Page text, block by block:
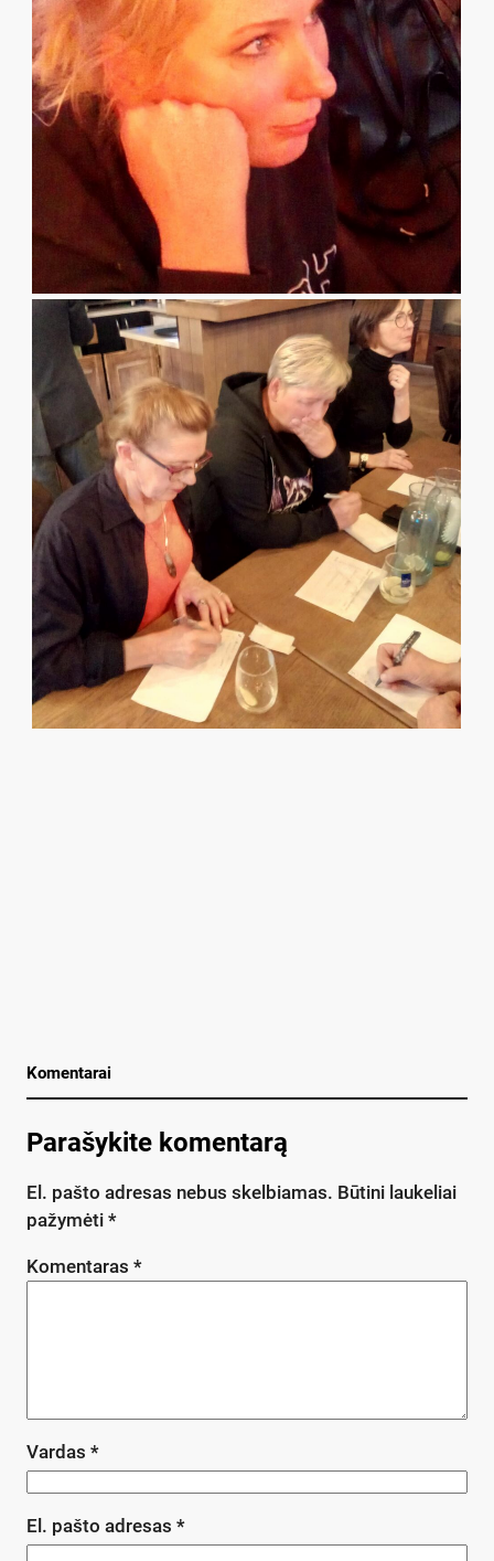
Komentarai
Parašykite komentarą
El. pašto adresas nebus skelbiamas. Būtini laukeliai
pažymėti *
Komentaras *
Vardas *
El. pašto adresas *